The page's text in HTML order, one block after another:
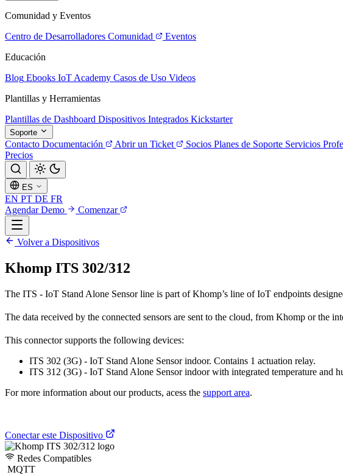
Comunidad y Eventos
Centro de Desarrolladores Comunidad
Eventos
Educación
Blog Ebooks IoT Academy Casos de Uso Videos
Plantillas y Herramientas
Plantillas de Dashboard Dispositivos Integrados Kickstarter
Soporte
Contacto Documentación Abrir un Ticket Socios Planes de Soporte Servicios
Precios
ES
EN PT DE FR
Agendar Demo
Comenzar
Volver a Dispositivos
Khomp ITS 302/312
The ITS - IoT Stand Alone Sensor line is part of Khomp’s line of IoT endpoints
The data received by the connected sensors are sent to the cloud, from Khomp or the
This connector supports the following devices:
ITS 302 (3G) - IoT Stand Alone Sensor indoor. Contains 1 actuation relay.
ITS 312 (3G) - IoT Stand Alone Sensor indoor with integrated temperature and
For more information about our products, acess the support area.
Conectar este Dispositivo
Redes Compatibles
MQTT